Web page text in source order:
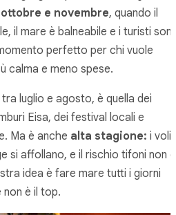
ottobre e novembre, quando il
il mare è balneabile e i turisti
perfetto per chi vuole
calma e meno spese.
luglio e agosto, è quella dei
Eisa, dei festival locali e
Ma è anche alta stagione: i voli
si affollano, e il rischio tifoni non è
idea è fare mare tutti i giorni
è il top.